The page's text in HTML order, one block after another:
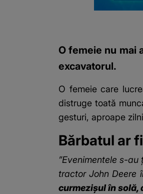
O femeie nu mai
excavatorul.
O femeiecare
distruge toată
gesturi, aproape
Bărbatul ar
”Evenimentele s-
tractor John Deere
curmezișul în solă,